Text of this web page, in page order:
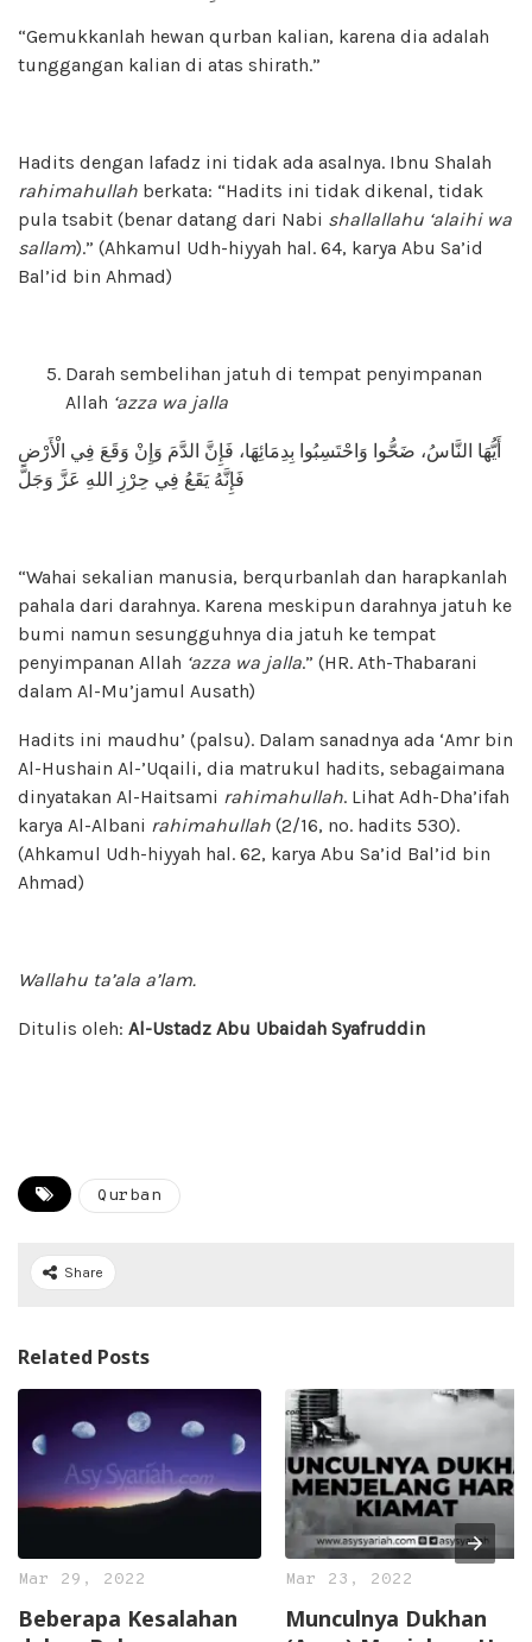
“Gemukkanlah hewan qurban kalian, karena dia adalah
tunggangan kalian di atas shirath.”
Hadits dengan lafadz ini tidak ada asalnya. Ibnu Shalah
rahimahullah berkata: “Hadits ini tidak dikenal, tidak
pula tsabit (benar datang dari Nabi shallallahu ‘alaihi wa
sallam).” (Ahkamul Udh-hiyyah hal. 64, karya Abu Sa’id
Bal’id bin Ahmad)
Darah sembelihan jatuh di tempat penyimpanan
Allah ‘azza wa jalla
أَيُّهَا النَّاسُ، ضَحُّوا وَاحْتَسِبُوا بِدِمَائِهَا، فَإِنَّ الدَّمَ وَإِنْ وَقَعَ فِي الْأَرْضِ
فَإِنَّهُ يَقَعُ فِي حِرْزِ اللهِ عَزَّ وَجَلَّ
“Wahai sekalian manusia, berqurbanlah dan harapkanlah
pahala dari darahnya. Karena meskipun darahnya jatuh ke
bumi namun sesungguhnya dia jatuh ke tempat
penyimpanan Allah ‘azza wa jalla.” (HR. Ath-Thabarani
dalam Al-Mu’jamul Ausath)
Hadits ini maudhu’ (palsu). Dalam sanadnya ada ‘Amr bin
Al-Hushain Al-’Uqaili, dia matrukul hadits, sebagaimana
dinyatakan Al-Haitsami rahimahullah. Lihat Adh-Dha’ifah
karya Al-Albani rahimahullah (2/16, no. hadits 530).
(Ahkamul Udh-hiyyah hal. 62, karya Abu Sa’id Bal’id bin
Ahmad)
Wallahu ta’ala a’lam.
Ditulis oleh: Al-Ustadz Abu Ubaidah Syafruddin
Qurban
Share
Related Posts
Mar 29, 2022
Beberapa Kesalahan
Mar 23, 2022
Munculnya Dukhan